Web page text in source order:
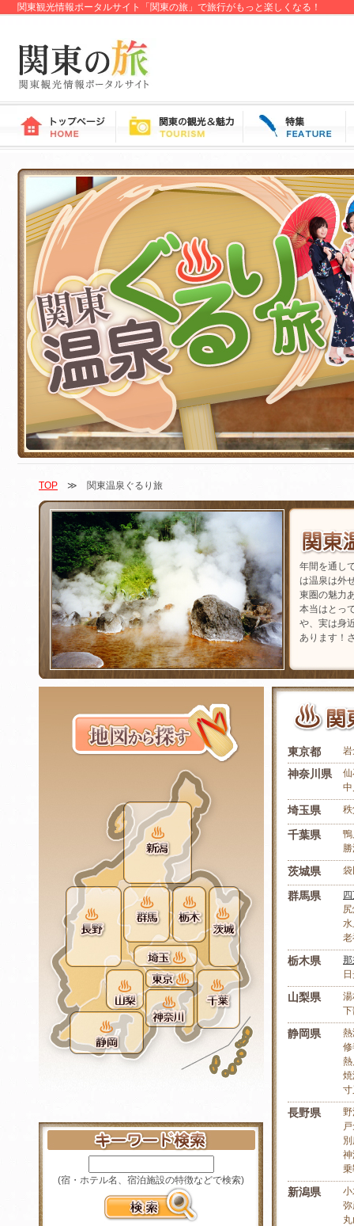
関東観光情報ポータルサイト「関東の旅」で旅行がもっと楽しくなる！
TOP ≫ 関東温泉ぐるり旅
年間を通し
は温泉は外
東圏の魅力
本当はとっ
や、実は身
あります！
(宿・ホテル名、宿泊施設の特徴などで検索)
東京都
神奈川県
埼玉県
千葉県
茨城県
群馬県
栃木県
山梨県
静岡県
長野県
新潟県